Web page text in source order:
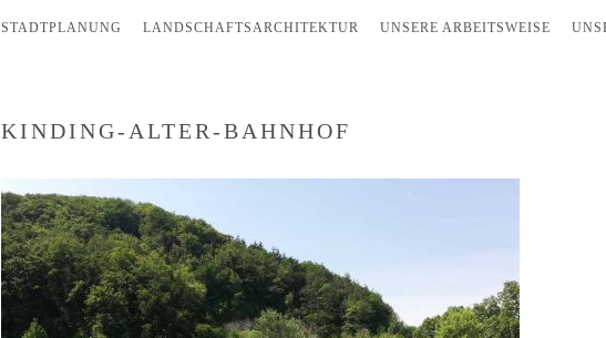
STADTPLANUNG LANDSCHAFTSARCHITEKTUR UNSERE ARBEITSWEISE
KINDING-ALTER-BAHNHOF